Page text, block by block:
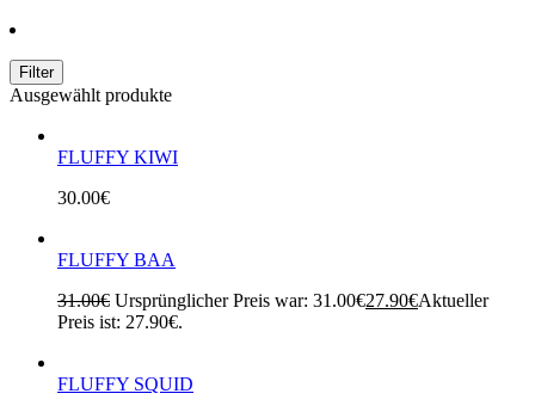
Filter
Ausgewählt produkte
FLUFFY KIWI
30.00€
FLUFFY BAA
31.00€ Ursprünglicher Preis war: 31.00€27.90€Aktueller
Preis ist: 27.90€.
FLUFFY SQUID